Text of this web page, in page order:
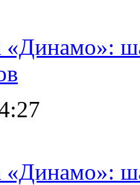
«Динамо»:
«Динамо»: